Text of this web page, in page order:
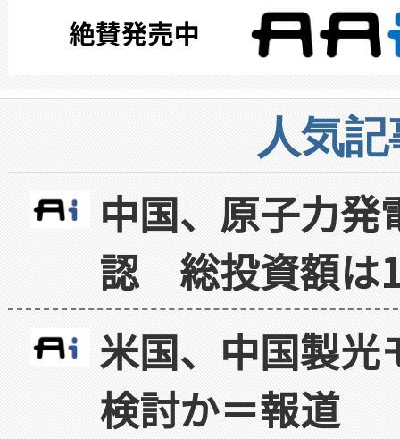
人気
中国、原子力
認 総投資額は
米国、中国製光
検討か＝報道